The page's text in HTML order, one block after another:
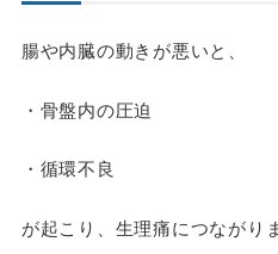
腸や内臓の動きが悪いと、
・骨盤内の圧迫
・循環不良
が起こり、生理痛につながり